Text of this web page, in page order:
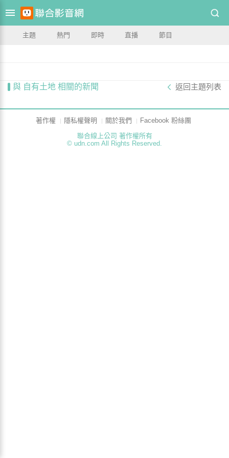
主題 熱門 即時 直播 節目
與 自有土地 相關的新聞 返回主題列表
著作權 隱私權聲明 關於我們
Facebook 粉絲團
聯合線上公司 著作權所有
© udn.com All Rights Reserved.